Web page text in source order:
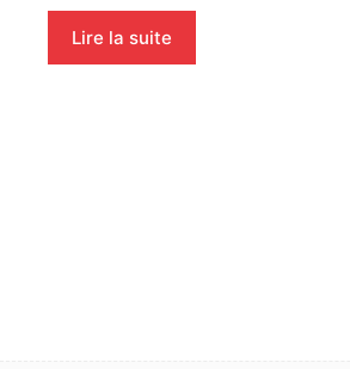
Lire la suite